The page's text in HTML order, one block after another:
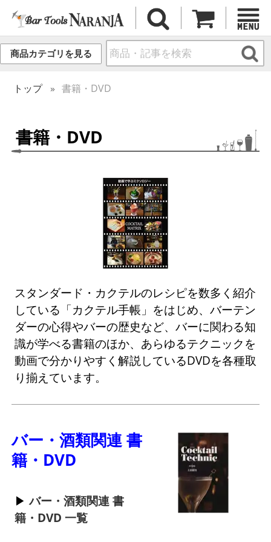
商品カテゴリを見る
トップ 書籍・DVD
書籍・DVD
スタンダード・カクテルのレシピを数多く紹介
している「カクテル手帳」をはじめ、バーテン
ダーの心得やバーの歴史など、バーに関わる知
識が学べる書籍のほか、あらゆるテクニックを
動画で分かりやすく解説しているDVDを各種取
り揃えています。
バー・酒類関連 書
籍・DVD
バー・酒類関連 書
籍・DVD 一覧